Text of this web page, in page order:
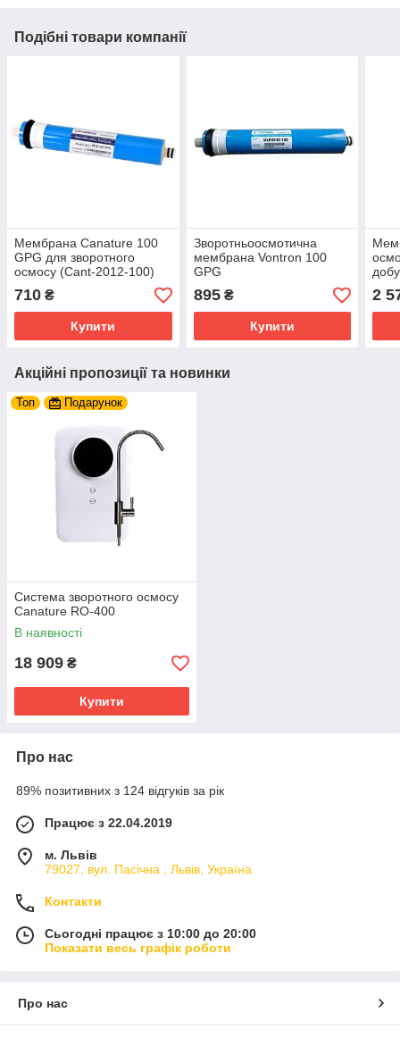
Подібні товари компанії
Мембрана Canature 100
GPG для зворотного
осмосу (Cant-2012-100)
710 ₴
Купити
Зворотньоосмотична
мембрана Vontron 100
GPG
895₴
Купити
добу
2
Акційні пропозиції та новинки
Топ Подарунок
Система зворотного осмосу
Canature RO-400
В наявності
18 909 ₴
Купити
Про нас
89% позитивних з 124 відгуків за рік
Працює з 22.04.2019
м. Львів
79027, вул. Пасічна , Львів, Україна
Контакти
Сьогодні працює з 10:00 до 20:00
Показати весь графік роботи
Про нас